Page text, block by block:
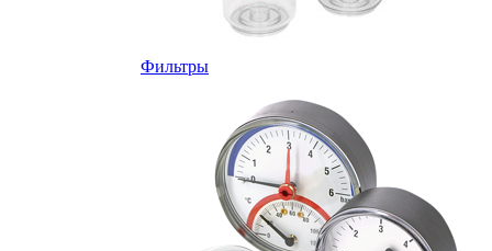
Фильтры